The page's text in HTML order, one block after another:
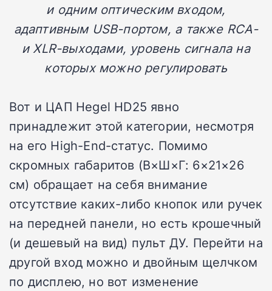
и одним оптическим входом,
адаптивным USB-портом, а также RCA-
и XLR-выходами, уровень сигнала на
которых можно регулировать
Вот и ЦАП Hegel HD25 явно
принадлежит этой категории, несмотря
на его High-End-статус. Помимо
скромных габаритов (В×Ш×Г: 6×21×26
см) обращает на себя внимание
отсутствие каких-либо кнопок или ручек
на передней панели, но есть крошечный
(и дешевый на вид) пульт ДУ. Перейти на
другой вход можно и двойным щелчком
по дисплею, но вот изменение